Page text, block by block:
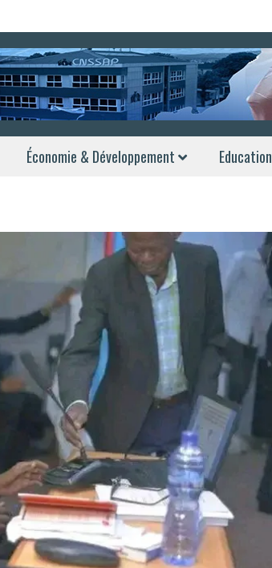
Économie & Développement Education